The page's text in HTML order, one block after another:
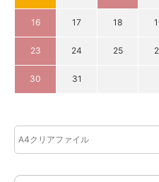
16 17 18
23 24 25
30 31